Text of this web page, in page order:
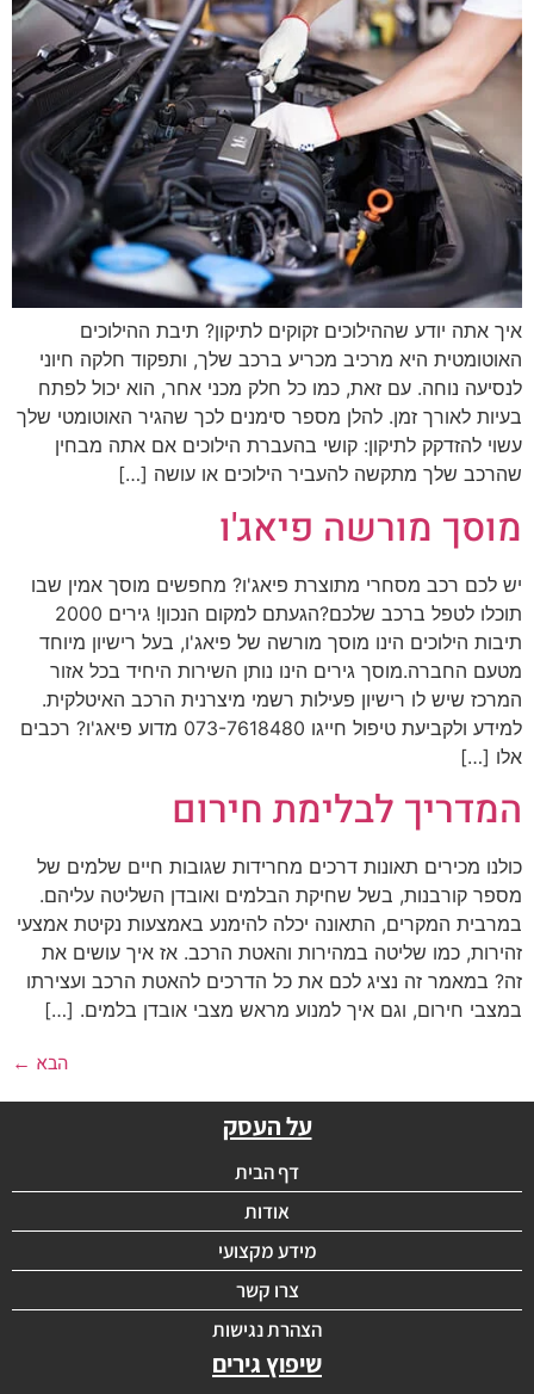
איך אתה יודע שההילוכים זקוקים לתיקון? תיבת ההילוכים
האוטומטית היא מרכיב מכריע ברכב שלך, ותפקוד חלקה חיוני
לנסיעה נוחה. עם זאת, כמו כל חלק מכני אחר, הוא יכול לפתח
בעיות לאורך זמן. להלן מספר סימנים לכך שהגיר האוטומטי שלך
עשוי להזדקק לתיקון: קושי בהעברת הילוכים אם אתה מבחין
שהרכב שלך מתקשה להעביר הילוכים או עושה […]
מוסך מורשה פיאג'ו
יש לכם רכב מסחרי מתוצרת פיאג'ו? מחפשים מוסך אמין שבו
תוכלו לטפל ברכב שלכם?הגעתם למקום הנכון! גירים 2000
תיבות הילוכים הינו מוסך מורשה של פיאג'ו, בעל רישיון מיוחד
מטעם החברה.מוסך גירים הינו נותן השירות היחיד בכל אזור
המרכז שיש לו רישיון פעילות רשמי מיצרנית הרכב האיטלקית.
למידע ולקביעת טיפול חייגו 073-7618480 מדוע פיאג'ו? רכבים
אלו […]
המדריך לבלימת חירום
כולנו מכירים תאונות דרכים מחרידות שגובות חיים שלמים של
מספר קורבנות, בשל שחיקת הבלמים ואובדן השליטה עליהם.
במרבית המקרים, התאונה יכלה להימנע באמצעות נקיטת אמצעי
זהירות, כמו שליטה במהירות והאטת הרכב. אז איך עושים את
זה? במאמר זה נציג לכם את כל הדרכים להאטת הרכב ועצירתו
במצבי חירום, וגם איך למנוע מראש מצבי אובדן בלמים. […]
הבא ←
על העסק
דף הבית
אודות
מידע מקצועי
צרו קשר
הצהרת נגישות
שיפוץ גירים